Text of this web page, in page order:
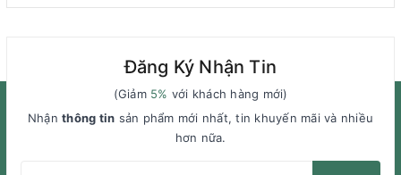
Đăng Ký Nhận Tin
(Giảm 5% với khách hàng mới)
Nhậnthông tin sản phẩm mới nhất, tin khuyến mãi và nhiều
hơn nữa.